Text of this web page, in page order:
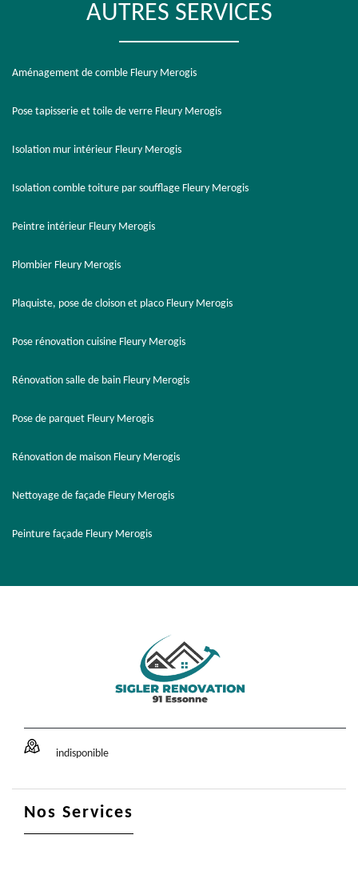
AUTRES SERVICES
Aménagement de comble Fleury Merogis
Pose tapisserie et toile de verre Fleury Merogis
Isolation mur intérieur Fleury Merogis
Isolation comble toiture par soufflage Fleury Merogis
Peintre intérieur Fleury Merogis
Plombier Fleury Merogis
Plaquiste, pose de cloison et placo Fleury Merogis
Pose rénovation cuisine Fleury Merogis
Rénovation salle de bain Fleury Merogis
Pose de parquet Fleury Merogis
Rénovation de maison Fleury Merogis
Nettoyage de façade Fleury Merogis
Peinture façade Fleury Merogis
indisponible
Nos Services